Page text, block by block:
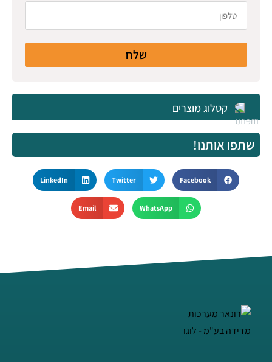
שלח
קטלוג מוצרים
שתפו אותנו!
Facebook
Twitter
LinkedIn
WhatsApp
Email